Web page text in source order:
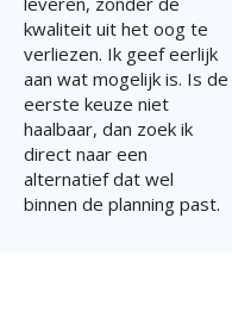
kwaliteit uit het oog te
verliezen. Ik geef eerlijk
aan wat mogelijk is. Is de
eerste keuze niet
haalbaar, dan zoek ik
direct naar een
alternatief dat wel
binnen de planning past.